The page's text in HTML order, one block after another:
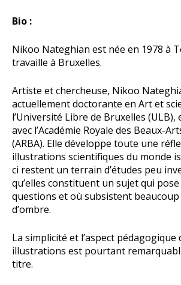
Bio :
Nikoo Nateghian est née en 1978 à
travaille à Bruxelles.
Artiste et chercheuse, Nikoo
actuellement doctorante en Art et
l’Université Libre de Bruxelles
avec l’Académie Royale des Beaux-
(ARBA). Elle développe toute une
illustrations scientifiques du monde
ci restent un terrain d’études peu
qu’elles constituent un sujet qui
questions et où subsistent beaucoup
d’ombre.
La simplicité et l’aspect pédagogique
illustrations est pourtant
titre.